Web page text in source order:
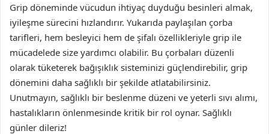
Grip döneminde vücudun ihtiyaç duyduğu besinleri almak,
iyileşme sürecini hızlandırır. Yukarıda paylaşılan çorba
tarifleri, hem besleyici hem de şifalı özellikleriyle grip ile
mücadelede size yardımcı olabilir. Bu çorbaları düzenli
olarak tüketerek bağışıklık sisteminizi güçlendirebilir, grip
dönemini daha sağlıklı bir şekilde atlatabilirsiniz.
Unutmayın, sağlıklı bir beslenme düzeni ve yeterli sıvı alımı,
hastalıkların önlenmesinde kritik bir rol oynar. Sağlıklı
günler dileriz!